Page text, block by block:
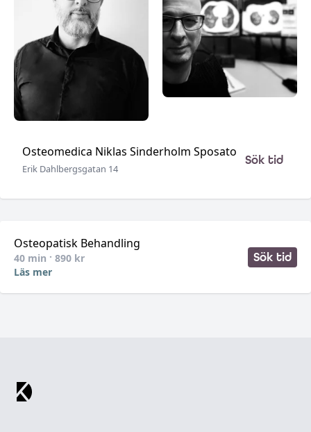
Osteomedica Niklas Sinderholm Sposato
Erik Dahlbergsgatan 14
Sök tid
Osteopatisk Behandling
40 min · 890 kr
Läs mer
Sök tid